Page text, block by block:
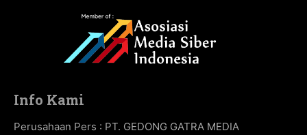
Info Kami
Perusahaan Pers : PT. GEDONG GATRA MEDIA